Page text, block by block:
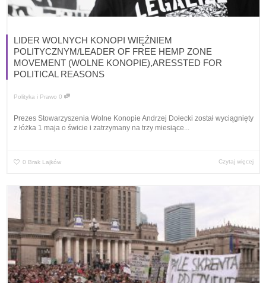
LIDER WOLNYCH KONOPI WIĘŹNIEM
POLITYCZNYM/LEADER OF FREE HEMP ZONE
MOVEMENT (WOLNE KONOPIE),ARESSTED FOR
POLITICAL REASONS
Polityka i Prawo 0
Prezes Stowarzyszenia Wolne Konopie Andrzej Dołecki został wyciągnięty
z łóżka 1 maja o świcie i zatrzymany na trzy miesiące...
0 Brak Lajków Czytaj więcej